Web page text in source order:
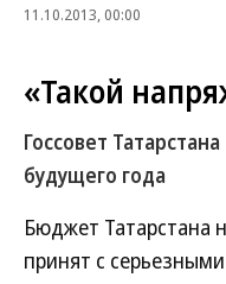
11.10.2013, 00:00
«Такой
Госсовет
будущего года
Бюджет Татарстана
принят с